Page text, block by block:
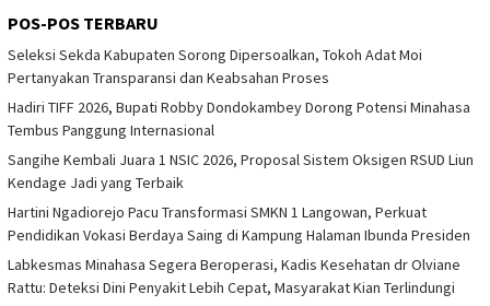
POS-POS TERBARU
Seleksi Sekda Kabupaten Sorong Dipersoalkan, Tokoh Adat Moi
Pertanyakan Transparansi dan Keabsahan Proses
Hadiri TIFF 2026, Bupati Robby Dondokambey Dorong Potensi Minahasa
Tembus Panggung Internasional
Sangihe Kembali Juara 1 NSIC 2026, Proposal Sistem Oksigen RSUD Liun
Kendage Jadi yang Terbaik
Hartini Ngadiorejo Pacu Transformasi SMKN 1 Langowan, Perkuat
Pendidikan Vokasi Berdaya Saing di Kampung Halaman Ibunda Presiden
Labkesmas Minahasa Segera Beroperasi, Kadis Kesehatan dr Olviane
Rattu: Deteksi Dini Penyakit Lebih Cepat, Masyarakat Kian Terlindungi